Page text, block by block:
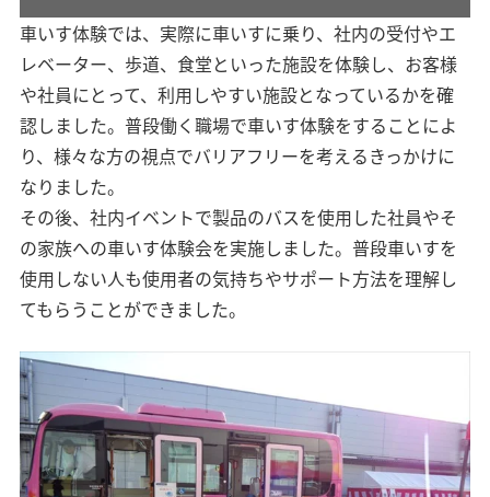
車いす体験では、実際に車いすに乗り、社内の受付やエ
レベーター、歩道、食堂といった施設を体験し、お客様
や社員にとって、利用しやすい施設となっているかを確
認しました。普段働く職場で車いす体験をすることによ
り、様々な方の視点でバリアフリーを考えるきっかけに
なりました。
その後、社内イベントで製品のバスを使用した社員やそ
の家族への車いす体験会を実施しました。普段車いすを
使用しない人も使用者の気持ちやサポート方法を理解し
てもらうことができました。